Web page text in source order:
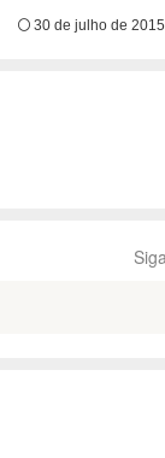
30 de julho de 2015